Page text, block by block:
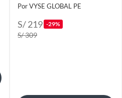
Por VYSE GLOBAL PE
S/ 219 -29%
S/ 309